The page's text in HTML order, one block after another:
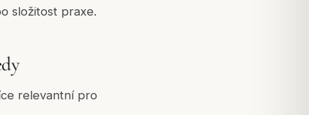
složitost praxe.
relevantní pro